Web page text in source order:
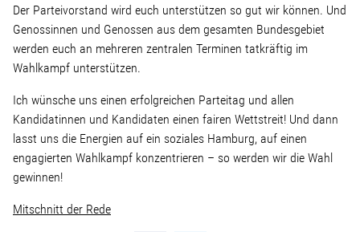
Der Parteivorstand wird euch unterstützen so gut wir können. Und
Genossinnen und Genossen aus dem gesamten Bundesgebiet
werden euch an mehreren zentralen Terminen tatkräftig im
Wahlkampf unterstützen.
Ich wünsche uns einen erfolgreichen Parteitag und allen
Kandidatinnen und Kandidaten einen fairen Wettstreit! Und dann
lasst uns die Energien auf ein soziales Hamburg, auf einen
engagierten Wahlkampf konzentrieren – so werden wir die Wahl
gewinnen!
Mitschnitt der Rede